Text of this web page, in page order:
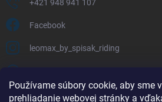
Používame súbory cookie, aby sme
prehliadanie webovej stránky a
+421 948 941 107
Facebook
leomax_by_spisak_riding